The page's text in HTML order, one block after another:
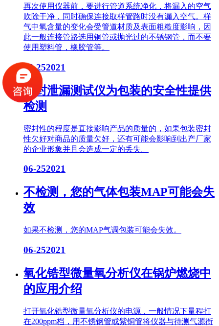
再次使用仪器前，要进行管道系统净化，将漏入的空气
吹除干净，同时确保连接取样管路时没有漏入空气。样
气中氧含量的变化会受管道材质及表面粗糙度影响，因
此一般连接管路选用铜管或抛光过的不锈钢管，而不要
使用塑料管，橡胶管等。
06-252021
密封泄漏测试仪为包装的安全性提供
检测
密封性的程度是直接影响产品的质量的，如果包装密封
性欠好对商品的质量欠好，还有可能会影响到出产厂家
的企业形象并且会造成一定的丢失。
06-252021
不检测，您的气体包装MAP可能会失
效
如果不检测，您的MAP气调包装可能会失效。
06-252021
氧化锆型微量氧分析仪在锅炉燃烧中
的应用介绍
打开氧化锆型微量氧分析仪的电源，一般情况下量程打
在200ppm档，用不锈钢管或紫铜管将仪器与待测气源衔